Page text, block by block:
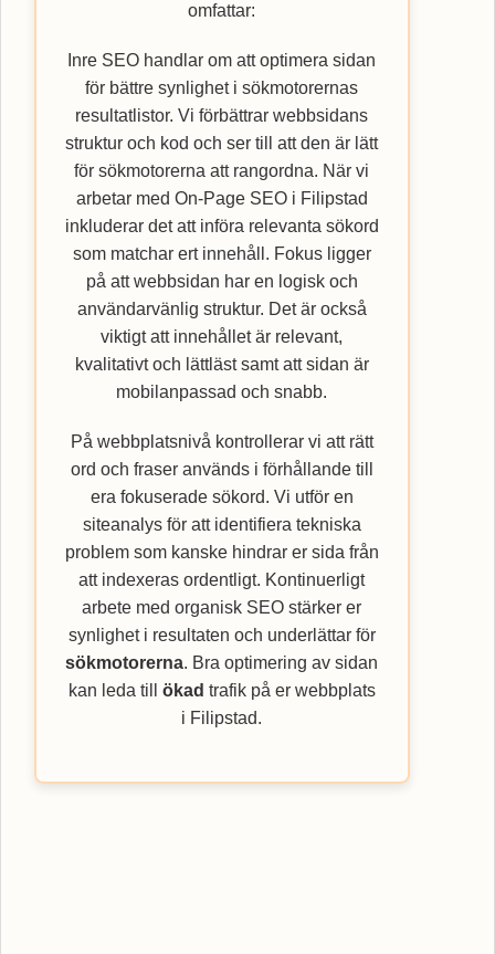
omfattar:
Inre SEO handlar om att optimera sidan
för bättre synlighet i sökmotorernas
resultatlistor. Vi förbättrar webbsidans
struktur och kod och ser till att den är lätt
för sökmotorerna att rangordna. När vi
arbetar med On-Page SEO i Filipstad
inkluderar det att införa relevanta sökord
som matchar ert innehåll. Fokus ligger
på att webbsidan har en logisk och
användarvänlig struktur. Det är också
viktigt att innehållet är relevant,
kvalitativt och lättläst samt att sidan är
mobilanpassad och snabb.
På webbplatsnivå kontrollerar vi att rätt
ord och fraser används i förhållande till
era fokuserade sökord. Vi utför en
siteanalys för att identifiera tekniska
problem som kanske hindrar er sida från
att indexeras ordentligt. Kontinuerligt
arbete med organisk SEO stärker er
synlighet i resultaten och underlättar för
sökmotorerna. Bra optimering av sidan
kan leda till ökad trafik på er webbplats
i Filipstad.